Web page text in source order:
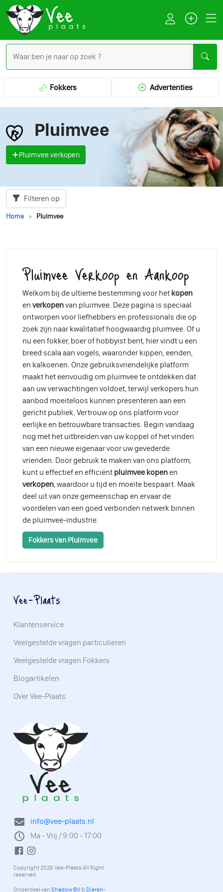
Fokkers Advertenties
Pluimvee
Pluimvee verkopen
Filteren op
Home Pluimvee
Pluimvee Verkoop en Aankoop
Welkom bij de ultieme bestemming voor het kopen
en verkopenvan pluimvee. Deze pagina is speciaal
ontworpen voor liefhebbers en professionals die op
zoek zijn naar kwalitatief hoogwaardig pluimvee. Of u
nu een fokker, boer of hobbyist bent, hier vindt u een
breed scala aan vogels, waaronder kippen, eenden,
en kalkoenen. Onze gebruiksvriendelijke platform
maakt het eenvoudig om pluimvee te ontdekken dat
aan uw verwachtingen voldoet, terwijl verkopers hun
aanbod moeiteloos kunnen presenteren aan een
gericht publiek. Vertrouw op ons platform voor
eerlijke en betrouwbare transacties. Begin vandaag
nog met het uitbreiden van uw koppel of het vinden
van een nieuwe eigenaar voor uw gevederde
vrienden. Door gebruik te maken van ons platform,
kunt u effectief en efficiënt pluimvee kopen en
verkopen, waardoor u tijd en moeite bespaart. Maak
deel uit van onze gemeenschap en ervaar de
voordelen van een goed verbonden netwerk binnen
de pluimvee-industrie.
Fokkers van Pluimvee
info@vee-plaats.nl
Ma - Vrij / 9:00 - 17:00
Copyright 2026 Vee-Plaats All Right
reserved
Onderdeel van Shadow BV& Dieren-
Vee-Plaats
Klantenservice
Veelgestelde vragen particulieren
Veelgestelde vragen Fokkers
Blogartikelen
Over Vee-Plaats